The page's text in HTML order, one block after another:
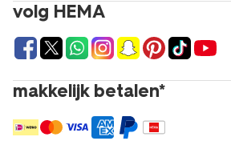
volg HEMA
makkelijk betalen*